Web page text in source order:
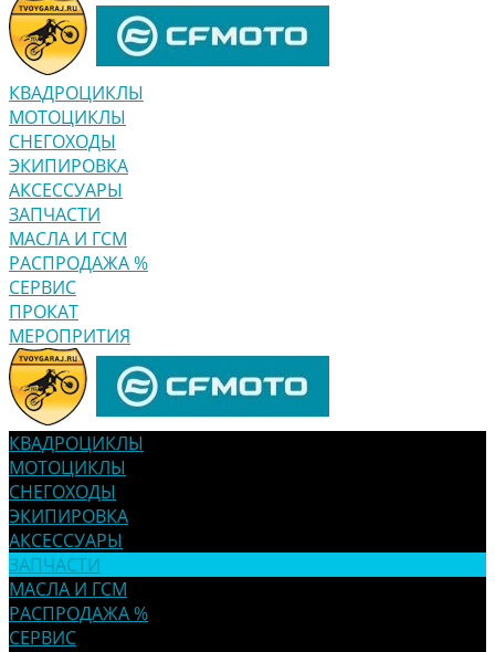
КВАДРОЦИКЛЫ
МОТОЦИКЛЫ
СНЕГОХОДЫ
ЭКИПИРОВКА
АКСЕССУАРЫ
ЗАПЧАСТИ
МАСЛА И ГСМ
РАСПРОДАЖА %
СЕРВИС
ПРОКАТ
МЕРОПРИТИЯ
КВАДРОЦИКЛЫ
МОТОЦИКЛЫ
СНЕГОХОДЫ
ЭКИПИРОВКА
АКСЕССУАРЫ
ЗАПЧАСТИ
МАСЛА И ГСМ
РАСПРОДАЖА %
СЕРВИС